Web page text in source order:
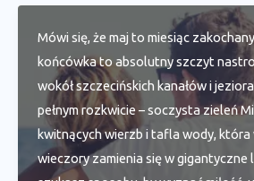
Mówi się, że maj to miesiąc
końcówka to absolutny szczyt
wokół szczecińskich kanałów i
pełnym rozkwicie – soczysta zieleń
kwitnących wierzb i tafla wody,
wieczory zamienia się w gigantyczne